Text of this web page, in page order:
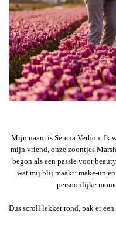
Mijn naam is Serena Verbon. Ik
mijn vriend, onze zoontjes
begon als een passie voor
wat mij blij maakt: make-up
persoonlijke
Dus scroll lekker rond, pak er